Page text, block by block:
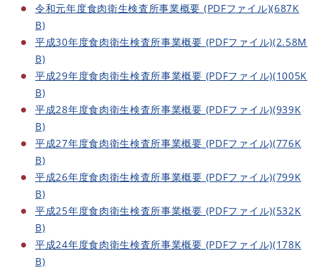
令和元年度食肉衛生検査所事業概要 (PDFファイル)(687K
B)
平成30年度食肉衛生検査所事業概要 (PDFファイル)(2.58M
B)
平成29年度食肉衛生検査所事業概要 (PDFファイル)(1005K
B)
平成28年度食肉衛生検査所事業概要 (PDFファイル)(939K
B)
平成27年度食肉衛生検査所事業概要 (PDFファイル)(776K
B)
平成26年度食肉衛生検査所事業概要 (PDFファイル)(799K
B)
平成25年度食肉衛生検査所事業概要 (PDFファイル)(532K
B)
平成24年度食肉衛生検査所事業概要 (PDFファイル)(178K
B)